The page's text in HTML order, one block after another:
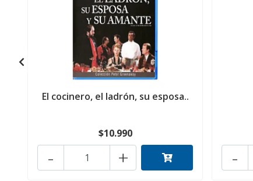
El cocinero, el ladrón, su esposa..
$10.990
+
- -